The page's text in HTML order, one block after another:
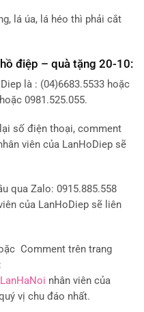
lá úa, lá héo thì phải cắt
điệp – quà tặng 20-10:
là : (04)6683.5533 hoặc
0981.525.055.
số điện thoại, comment
viên của LanHoDiep sẽ
qua Zalo: 0915.885.558
của LanHoDiep sẽ liên
Comment trên trang
nhân viên của
vị chu đáo nhất.